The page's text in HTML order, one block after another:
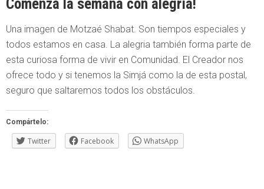
Comenzá la semana con alegría!
Una imagen de Motzaé Shabat. Son tiempos especiales y
todos estamos en casa. La alegria también forma parte de
esta curiosa forma de vivir en Comunidad. El Creador nos
ofrece todo y si tenemos la Simjá como la de esta postal,
seguro que saltaremos todos los obstáculos.
Compártelo:
Twitter Facebook WhatsApp